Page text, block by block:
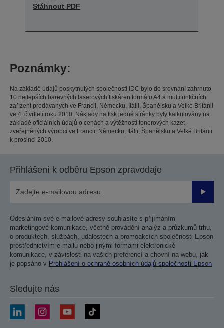
Stáhnout PDF
Poznámky:
Na základě údajů poskytnutých společností IDC bylo do srovnání zahrnuto
10 nejlepších barevných laserových tiskáren formátu A4 a multifunkčních
zařízení prodávaných ve Francii, Německu, Itálii, Španělsku a Velké Británii
ve 4. čtvrtletí roku 2010. Náklady na tisk jedné stránky byly kalkulovány na
základě oficiálních údajů o cenách a výtěžnosti tonerových kazet
zveřejněných výrobci ve Francii, Německu, Itálii, Španělsku a Velké Británii
k prosinci 2010.
Přihlášení k odběru Epson zpravodaje
Odesláním své e-mailové adresy souhlasíte s přijímáním
marketingové komunikace, včetně provádění analýz a průzkumů trhu,
o produktech, službách, událostech a promoakcích společnosti Epson
prostřednictvím e-mailu nebo jinými formami elektronické
komunikace, v závislosti na vašich preferencí a chovní na webu, jak
je popsáno v Prohlášení o ochraně osobních údajů společnosti Epson
Sledujte nás